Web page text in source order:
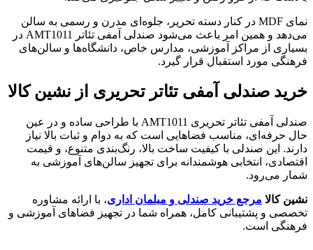
نمای MDF در کنار دسته تحریر، جلوه‌ای مدرن و رسمی به سالن
می‌دهد و همین امر باعث می‌شود صندلی آمفی تئاتر AMT1011 در
بسیاری از مراکز آموزشی، مدارس خاص، دانشگاه‌ها و سالن‌های
فرهنگی مورد استقبال قرار گیرد.
خرید صندلی آمفی تئاتر تحریری از نشین کالا
صندلی آمفی تئاتر تحریری AMT1011 با طراحی ساده و در عین
حال حرفه‌ای، مناسب فضاهایی است که به دوام و ثبات بالا نیاز
دارند. این صندلی با کیفیت ساخت بالا، رنگ‌بندی متنوع، و قیمت
اقتصادی، انتخابی هوشمندانه برای تجهیز سالن‌های آموزشی به
شمار می‌رود.
نشین کالا مرجع خرید صندلی و مبلمان اداری، با ارائه مشاوره
تخصصی و پشتیبانی کامل، همراه شما در تجهیز فضاهای آموزشی و
فرهنگی است.